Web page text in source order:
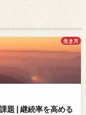
生き方
題 | 継続率を高める